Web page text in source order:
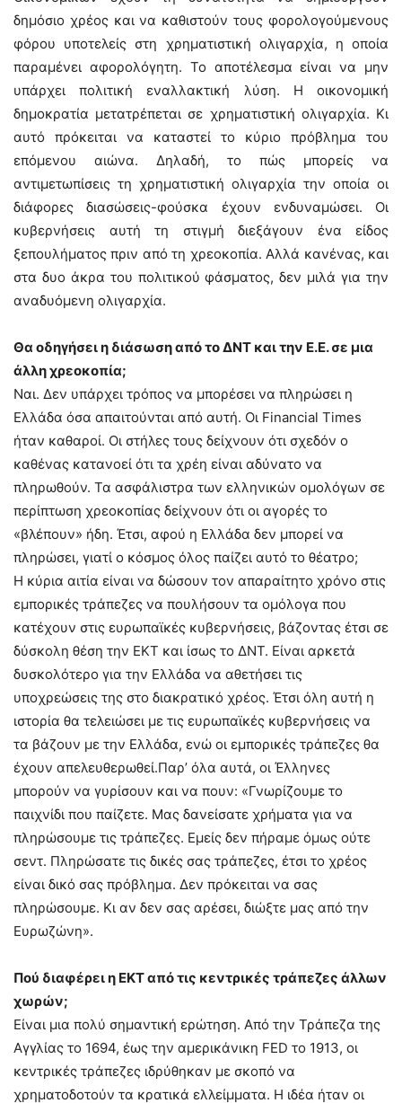
δημόσιο χρέος και να καθιστούν τους φορολογούμενους
φόρου υποτελείς στη χρηματιστική ολιγαρχία, η οποία
παραμένει αφορολόγητη. Το αποτέλεσμα είναι να μην
υπάρχει πολιτική εναλλακτική λύση. Η οικονομική
δημοκρατία μετατρέπεται σε χρηματιστική ολιγαρχία. Κι
αυτό πρόκειται να καταστεί το κύριο πρόβλημα του
επόμενου αιώνα. Δηλαδή, το πώς μπορείς να
αντιμετωπίσεις τη χρηματιστική ολιγαρχία την οποία οι
διάφορες διασώσεις-φούσκα έχουν ενδυναμώσει. Οι
κυβερνήσεις αυτή τη στιγμή διεξάγουν ένα είδος
ξεπουλήματος πριν από τη χρεοκοπία. Αλλά κανένας, και
στα δυο άκρα του πολιτικού φάσματος, δεν μιλά για την
αναδυόμενη ολιγαρχία.
Θα οδηγήσει η διάσωση από το ΔΝΤ και την Ε.Ε. σε μια
άλλη χρεοκοπία;
Ναι. Δεν υπάρχει τρόπος να μπορέσει να πληρώσει η
Ελλάδα όσα απαιτούνται από αυτή. Οι Financial Times
ήταν καθαροί. Οι στήλες τους δείχνουν ότι σχεδόν ο
καθένας κατανοεί ότι τα χρέη είναι αδύνατο να
πληρωθούν. Τα ασφάλιστρα των ελληνικών ομολόγων σε
περίπτωση χρεοκοπίας δείχνουν ότι οι αγορές το
«βλέπουν» ήδη. Έτσι, αφού η Ελλάδα δεν μπορεί να
πληρώσει, γιατί ο κόσμος όλος παίζει αυτό το θέατρο;
Η κύρια αιτία είναι να δώσουν τον απαραίτητο χρόνο στις
εμπορικές τράπεζες να πουλήσουν τα ομόλογα που
κατέχουν στις ευρωπαϊκές κυβερνήσεις, βάζοντας έτσι σε
δύσκολη θέση την ΕΚΤ και ίσως το ΔΝΤ. Είναι αρκετά
δυσκολότερο για την Ελλάδα να αθετήσει τις
υποχρεώσεις της στο διακρατικό χρέος. Έτσι όλη αυτή η
ιστορία θα τελειώσει με τις ευρωπαϊκές κυβερνήσεις να
τα βάζουν με την Ελλάδα, ενώ οι εμπορικές τράπεζες θα
έχουν απελευθερωθεί.Παρ’ όλα αυτά, οι Έλληνες
μπορούν να γυρίσουν και να πουν: «Γνωρίζουμε το
παιχνίδι που παίζετε. Μας δανείσατε χρήματα για να
πληρώσουμε τις τράπεζες. Εμείς δεν πήραμε όμως ούτε
σεντ. Πληρώσατε τις δικές σας τράπεζες, έτσι το χρέος
είναι δικό σας πρόβλημα. Δεν πρόκειται να σας
πληρώσουμε. Κι αν δεν σας αρέσει, διώξτε μας από την
Ευρωζώνη».
Πού διαφέρει η ΕΚΤ από τις κεντρικές τράπεζες άλλων
χωρών;
Είναι μια πολύ σημαντική ερώτηση. Από την Τράπεζα της
Αγγλίας το 1694, έως την αμερικάνικη FED το 1913, οι
κεντρικές τράπεζες ιδρύθηκαν με σκοπό να
χρηματοδοτούν τα κρατικά ελλείμματα. Η ιδέα ήταν οι